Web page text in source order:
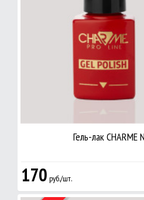
Гель-лак CHARME
170 руб./шт.